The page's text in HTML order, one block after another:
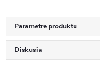
Parametre produktu
Diskusia